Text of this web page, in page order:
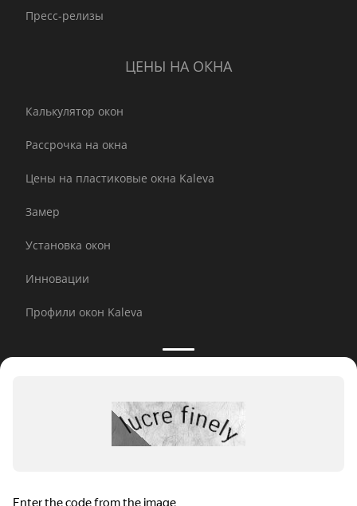
Пресс-релизы
ЦЕНЫ НА ОКНА
Калькулятор окон
Рассрочка на окна
Цены на пластиковые окна Kaleva
Замер
Установка окон
Инновации
Профили окон Kaleva
Принимаем к оплате: